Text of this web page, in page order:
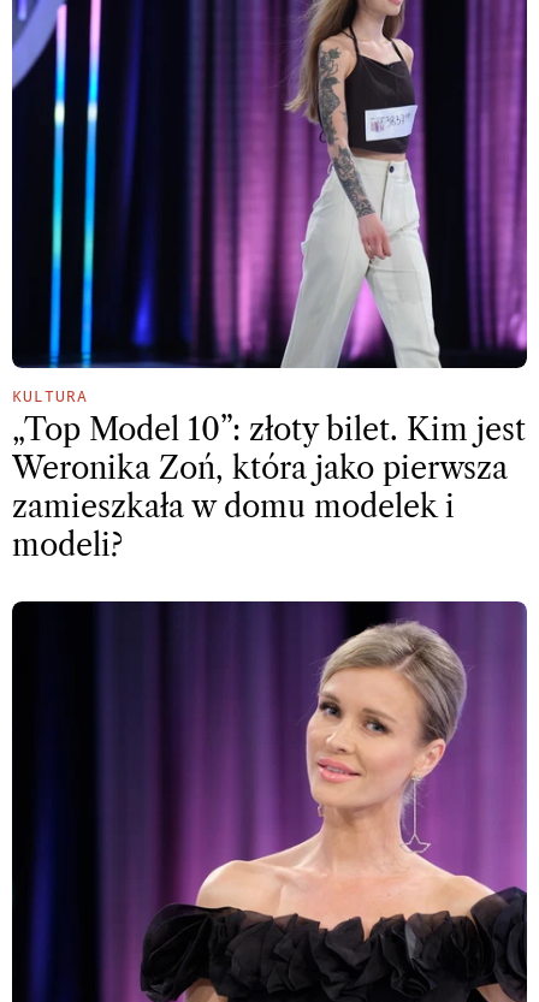
KULTURA
„Top Model 10”: złoty bilet. Kim jest
Weronika Zoń, która jako pierwsza
zamieszkała w domu modelek i
modeli?